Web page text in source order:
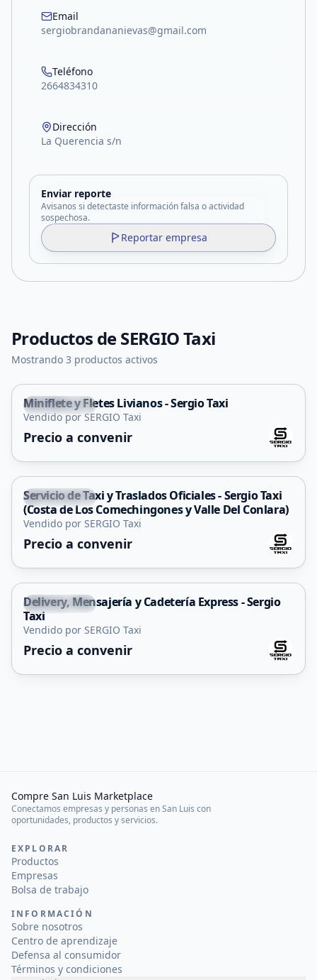
Email
sergiobrandananievas@gmail.com
Teléfono
2664834310
Dirección
La Querencia s/n
Enviar reporte
Avisanos si detectaste información falsa o actividad
sospechosa.
Reportar empresa
Productos deSERGIO Taxi
Mostrando 3 productos activos
Cortaderas
Servicio
Miniflete y Fletes Livianos - Sergio Taxi
Vendido por SERGIO Taxi
Precio a convenir
Cortaderas
Servicio
Servicio de Taxi y Traslados Oficiales - Sergio Taxi
(Costa de Los Comechingones y Valle Del Conlara)
Vendido por SERGIO Taxi
Precio a convenir
Cortaderas
Servicio
Delivery, Mensajería y Cadetería Express - Sergio
Taxi
Vendido por SERGIO Taxi
Precio a convenir
Compre San Luis Marketplace
Conectamos empresas y personas en San Luis con
oportunidades, productos y servicios.
EXPLORAR
Productos
Empresas
Bolsa de trabajo
INFORMACIÓN
Sobre nosotros
Centro de aprendizaje
Defensa al consumidor
Términos y condiciones